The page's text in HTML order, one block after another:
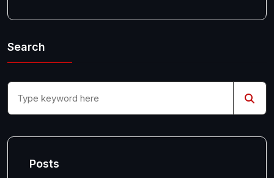
Search
Posts